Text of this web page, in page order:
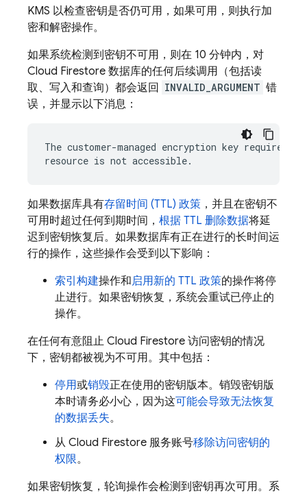
KMS 以检查密钥是否仍可用，如果可用，则执行加
密和解密操作。
如果系统检测到密钥不可用，则在 10 分钟内，对
Cloud Firestore 数据库的任何后续调用（包括读
取、写入和查询）都会返回
INVALID_ARGUMENT 错
误，并显示以下消息：
The customer-managed encryption key required
如果数据库具有存留时间 (TTL) 政策 ，并且在密钥不
可用时超过任何到期时间， 根据 TTL 删除数据将延
迟到密钥恢复后。如果数据库有正在进行的长时间运
行的操作，这些操作会受到以下影响：
索引构建操作和启用新的 TTL 政策的操作将停
止进行。如果密钥恢复，系统会重试已停止的
操作。
在任何有意阻止 Cloud Firestore 访问密钥的情况
下，密钥都被视为不可用。其中包括：
停用或销毁正在使用的密钥版本。销毁密钥版
本时请务必小心，因为这可能会导致无法恢复
的数据丢失。
从 Cloud Firestore 服务账号移除访问密钥的
权限。
如果密钥恢复，轮询操作会检测到密钥再次可用。系